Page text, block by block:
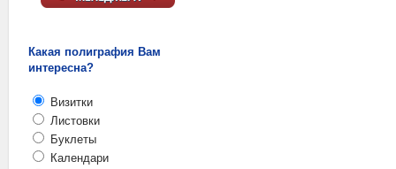
Какая полиграфия Вам
интересна?
Визитки
Листовки
Буклеты
Календари